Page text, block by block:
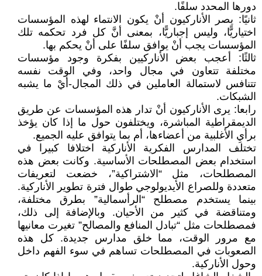
دورها المحدد سلفًا.
ثانيًا: يصر الأناركيون أنْ يكون الانتماء لهذه المؤسسات
اختياريًّا، وليس إجباريًّا، بمعنى أنَّ كل فرد تحكمه تلك
المؤسسات يجب أنْ يوافق سلفًا على أنْ يحكم بها.
ثالثًا: أعجب بعض الأناركيين بفكرة وجود مؤسسات
مختلفة تتعاون في مجال واحد، وفي الوقت نفسه
تتنافس لاستمالة العاملين في ذلك المجال-أيْ ما يشبه
الشبكات.
رابعا: يرى الأناركيون أنْ تدار هذه المؤسسات عن طريق
الديمقراطية المباشرة، ويختلفون حول ما إذا كان يؤخذ
برأيِ الأغلبية من أعضاءها، أم بما يتوافق عليه الجميع.
تختلف المدارس الفكرية الأناركية اختلافا كبيرا في
استخدام بعض المصطلحات الأساسية. وكانت بعض هذه
المصطلحات، مثل “الاشتراكية”، خضعت لتعريفات
متعددة وللصراع الأيديولوجي طوال فترة تطوير الأناركية.
بينما يستخدم مصطلح “الرأسمالية” بطرق مختلفة،
ومتناقضة في كثير من الأحيان. وبالإضافة إلى ذلك،
فمصطلحات مثل “تبادل المنافع والمصالح” تغيرت معانيها
مع مرور الوقت، مما خلق مدارس جديدة. كل هذه
الصعوبات في المصطلحات تساهم في سوء الفهم داخل
وحول الأناركية.